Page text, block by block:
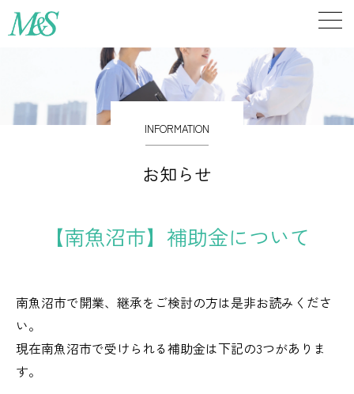
INFORMATION
お知らせ
【南魚沼市】補助金について
南魚沼市で開業、継承をご検討の方は是非お読みくださ
い。
現在南魚沼市で受けられる補助金は下記の3つがありま
す。